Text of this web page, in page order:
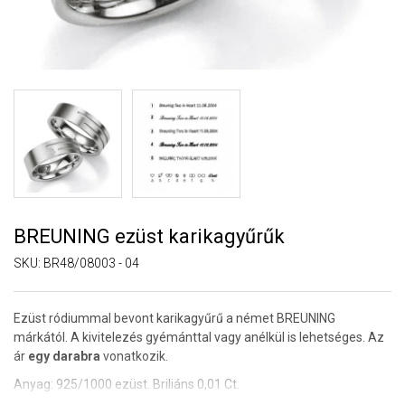
BREUNING ezüst karikagyűrűk
SKU: BR48/08003 - 04
Ezüst ródiummal bevont karikagyűrű a német BREUNING
márkától. A kivitelezés gyémánttal vagy anélkül is lehetséges. Az
ár egy darabra vonatkozik.
Anyag: 925/1000 ezüst. Briliáns 0,01 Ct.